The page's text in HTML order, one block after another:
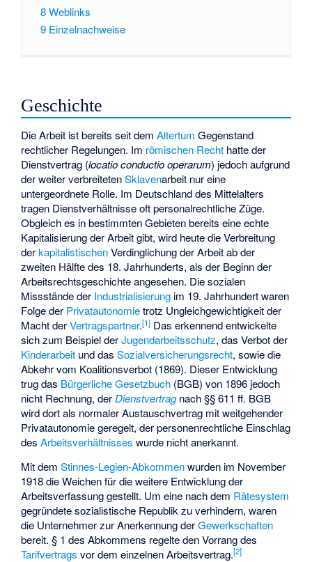
8Weblinks
9 Einzelnachweise
Geschichte
Die Arbeit ist bereits seit demAltertum Gegenstand
rechtlicher Regelungen. Im römischen Recht hatte der
Dienstvertrag (locatio conductio operarum) jedoch aufgrund
der weiter verbreitetenSklaven­arbeit nur eine
untergeordnete Rolle. Im Deutschland des Mittelalters
tragen Dienstverhältnisse oft personalrechtliche Züge.
Obgleich es in bestimmten Gebieten bereits eine echte
Kapitalisierung der Arbeit gibt, wird heute die Verbreitung
derkapitalistischenVerdinglichung der Arbeit ab der
zweiten Hälfte des 18. Jahrhunderts, als der Beginn der
Arbeitsrechtsgeschichte angesehen. Die sozialen
Missstände der Industrialisierung im 19. Jahrhundert waren
Folge der Privatautonomietrotz Ungleichgewichtigkeit der
Macht derVertragspartner.[1] Das erkennend entwickelte
sich zum Beispiel derJugendarbeitsschutz, das Verbot der
Kinderarbeit und dasSozialversicherungsrecht, sowie die
Abkehr vom Koalitionsverbot (1869). Dieser Entwicklung
trug das Bürgerliche Gesetzbuch (BGB) von 1896 jedoch
nicht Rechnung, derDienstvertragnach §§ 611 ff. BGB
wird dort als normaler Austauschvertrag mit weitgehender
Privatautonomie geregelt, der personenrechtliche Einschlag
desArbeitsverhältnisses wurde nicht anerkannt.
Mit demStinnes-Legien-Abkommenwurden im November
1918 die Weichen für die weitere Entwicklung der
Arbeitsverfassung gestellt. Um eine nach dem Rätesystem
gegründete sozialistische Republik zu verhindern, waren
die Unternehmer zur Anerkennung derGewerkschaften
bereit. § 1 des Abkommens regelte den Vorrang des
Tarifvertrags vor dem einzelnen Arbeitsvertrag.[2]